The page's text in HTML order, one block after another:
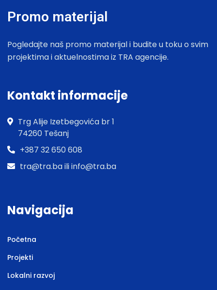
Promo materijal
Pogledajte naš promo materijal i budite u toku o svim
projektima i aktuelnostima iz TRA agencije.
Kontakt informacije
Trg Alije Izetbegovića br 1
74260 Tešanj
+387 32 650 608
tra@tra.ba ili info@tra.ba
Navigacija
Početna
Projekti
Lokalni razvoj